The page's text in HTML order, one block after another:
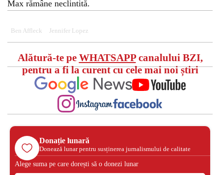
Max rămâne neclintită.
Ben Affleck Jennifer Lopez
Alătură-te pe WHATSAPPcanalului BZI,
pentru a fi la curent cu cele mai noi știri
Donație lunară
Donează lunar pentru susținerea jurnalismului de calitate
Alege suma pe care dorești să o donezi lunar